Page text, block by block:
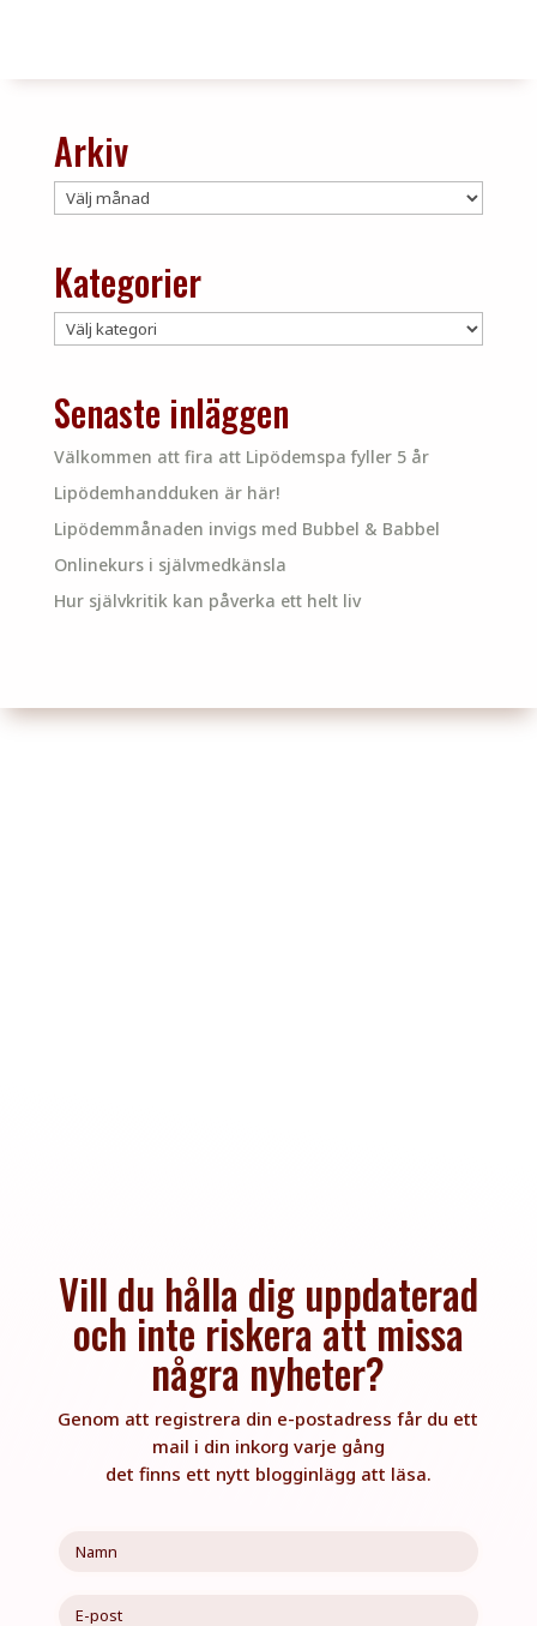
Arkiv
Arkiv
Kategorier
Kategorier
Senaste inläggen
Välkommen att fira att Lipödemspa fyller 5 år
Lipödemhandduken är här!
Lipödemmånaden invigs med Bubbel & Babbel
Onlinekurs i självmedkänsla
Hur självkritik kan påverka ett helt liv
Vill du hålla dig uppdaterad
och inte riskera att missa
några nyheter?
Genom att registrera din e-postadress får du ett
mail i din inkorg varje gång
det finns ett nytt blogginlägg att läsa.